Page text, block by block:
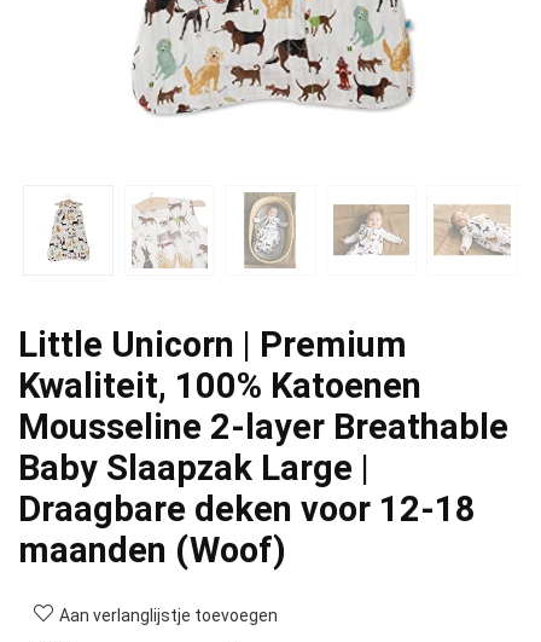
Little Unicorn | Premium
Kwaliteit, 100% Katoenen
Mousseline 2-layer Breathable
Baby Slaapzak Large |
Draagbare deken voor 12-18
maanden (Woof)
Aan verlanglijstje toevoegen